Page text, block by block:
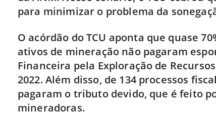
para minimizar o problema da
O acórdão do TCU aponta que quase
ativos de mineração não pagaram
Financeira pela Exploração de
2022. Além disso, de 134 processos
pagaram o tributo devido, que é feito
mineradoras.